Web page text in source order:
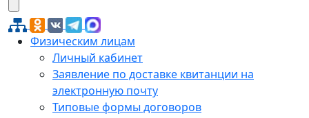
Физическим лицам
Личный кабинет
Заявление по доставке квитанции на
электронную почту
Типовые формы договоров